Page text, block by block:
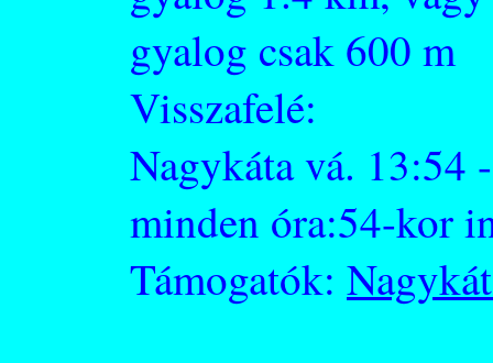
gyalog csak 600 m
Visszafelé:
Nagykáta vá. 13:54
minden óra:54-kor
Támogatók: